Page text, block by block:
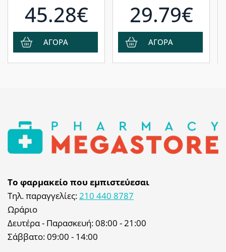
Φυσιολογικής Τριχοφυΐας
σε Περίπτωση
Τριχόπτωσης, 90κάψουλες
45.28€
ΑΓΟΡΑ
29.79€
ΑΓΟΡΑ
Το φαρμακείο που εμπιστεύεσαι
Τηλ. παραγγελίες:210 440 8787
Ωράριο
Δευτέρα - Παρασκευή: 08:00 - 21:00
Σάββατο: 09:00 - 14:00